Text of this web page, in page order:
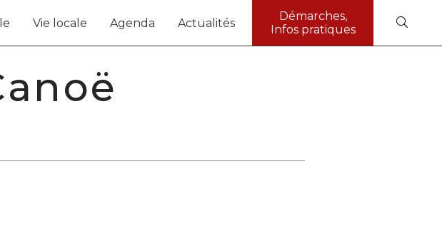
Vie locale Agenda Actualités
Démarches,
Infos pratiques